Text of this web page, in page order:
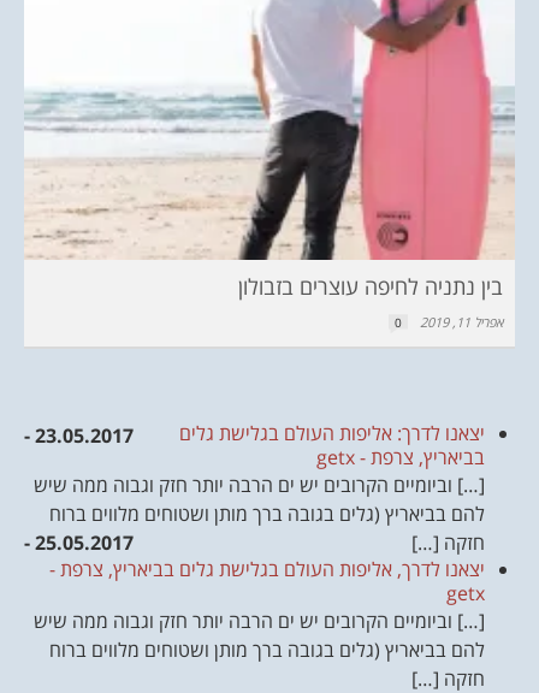
בין נתניה לחיפה עוצרים בזבולון
אפריל 11, 2019 0
23.05.2017 -
יצאנו לדרך: אליפות העולם בגלישת גלים
בביאריץ, צרפת - getx
[…] וביומיים הקרובים יש ים הרבה יותר חזק וגבוה ממה שיש
להם בביאריץ (גלים בגובה ברך מותן ושטוחים מלווים ברוח
חזקה […]
25.05.2017 -
יצאנו לדרך, אליפות העולם בגלישת גלים בביאריץ, צרפת -
getx
[…] וביומיים הקרובים יש ים הרבה יותר חזק וגבוה ממה שיש
להם בביאריץ (גלים בגובה ברך מותן ושטוחים מלווים ברוח
חזקה […]